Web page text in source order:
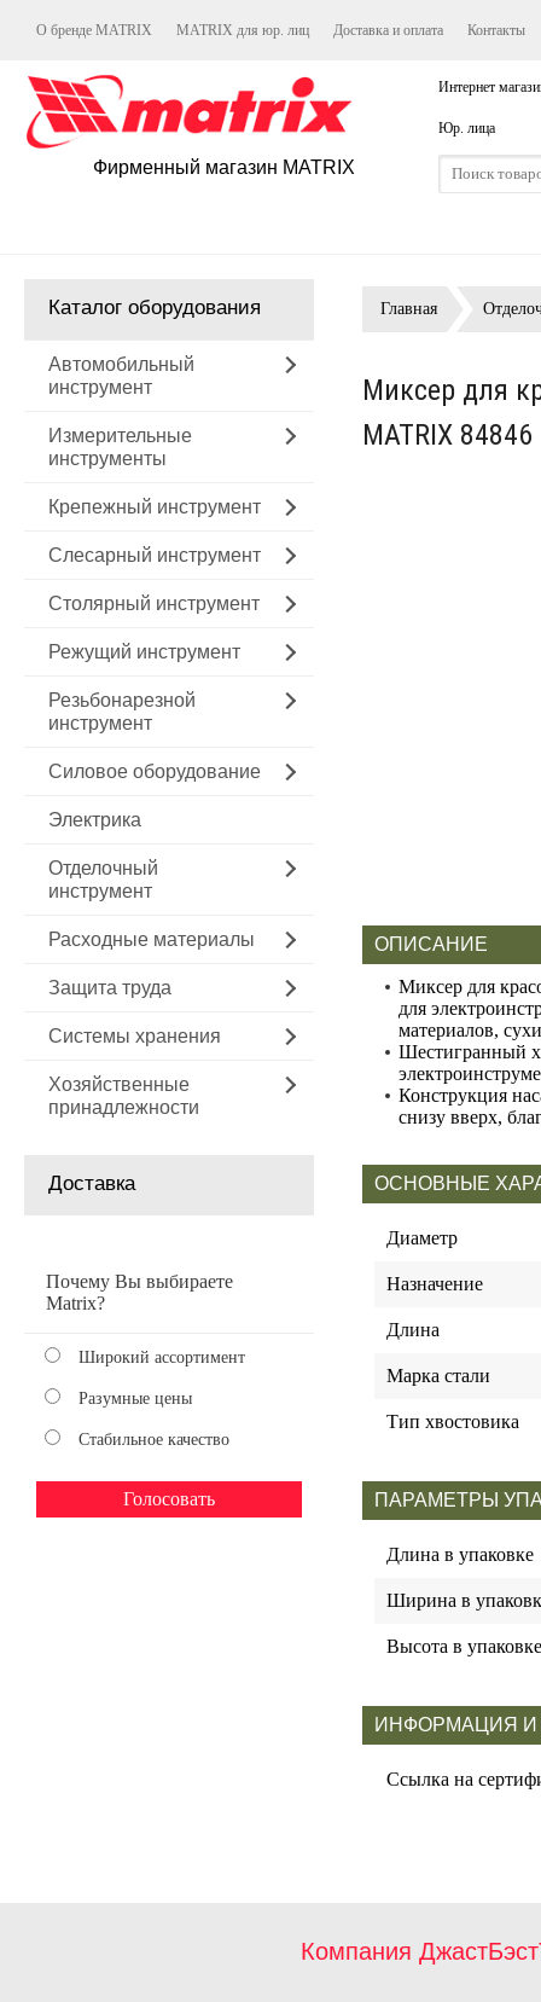
О бренде MATRIX MATRIX для юр. лиц Доставка и оплата Контакты
Фирменный магазин MATRIX
Интернет
Юр. лица
Каталог оборудования
Автомобильный
инструмент
Измерительные
инструменты
Крепежный инструмент
Слесарный инструмент
Столярный инструмент
Режущий инструмент
Резьбонарезной
инструмент
Силовое оборудование
Электрика
Отделочный
инструмент
Расходные материалы
Защита труда
Системы хранения
Хозяйственные
принадлежности
Доставка
Почему Вы выбираете
Matrix?
Широкий ассортимент
Разумные цены
Стабильное качество
Главная
Миксер для
MATRIX 84846
ОПИСАНИЕ
Миксер для
для
материалов,
Шестигранный
Конструкция
снизу вверх,
ОСНОВНЫЕ
Диаметр
Назначение
Длина
Марка стали
Тип хвостовика
ПАРАМЕТРЫ
Длина в упаковке
Ширина в
Высота в упаковке
ИНФОРМАЦИЯ И
Ссылка на
Компания